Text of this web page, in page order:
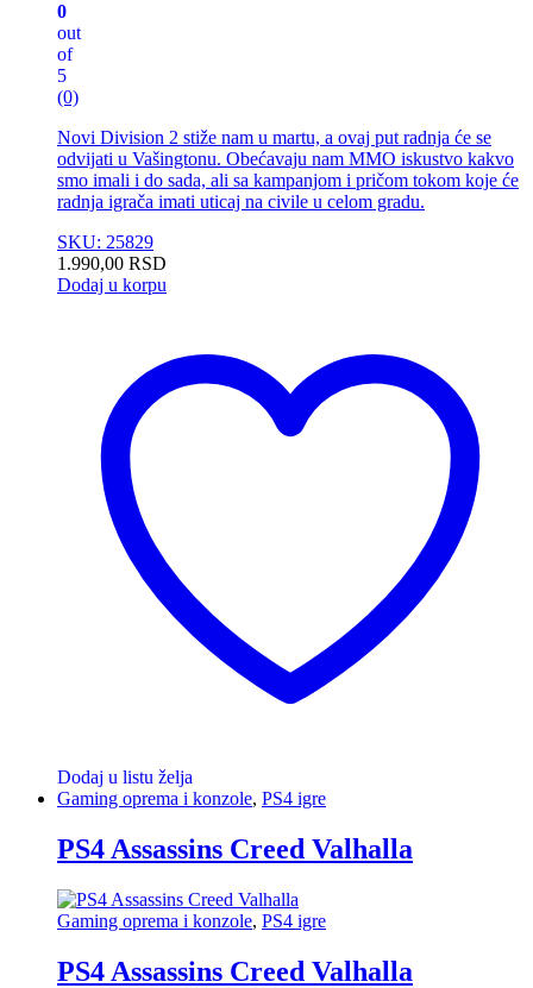
0
out
of
5
(0)
Novi Division 2 stiže nam u martu, a ovaj put radnja će se
odvijati u Vašingtonu. Obećavaju nam MMO iskustvo kakvo
smo imali i do sada, ali sa kampanjom i pričom tokom koje će
radnja igrača imati uticaj na civile u celom gradu.
SKU: 25829
1.990,00 RSD
Dodaj u korpu
Dodaj u listu želja
Gaming oprema i konzole, PS4 igre
PS4 Assassins Creed Valhalla
Gaming oprema i konzole, PS4 igre
PS4 Assassins Creed Valhalla